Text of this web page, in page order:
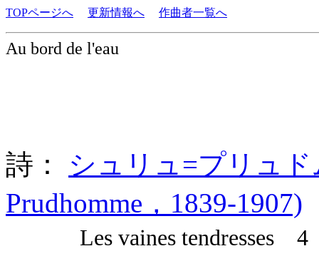
TOPページへ 更新情報へ 作曲者一覧へ
Au bord de l'eau
詩： シュリュ=プリュド
Prudhomme，1839-1907)
Les vaines tendresses 4